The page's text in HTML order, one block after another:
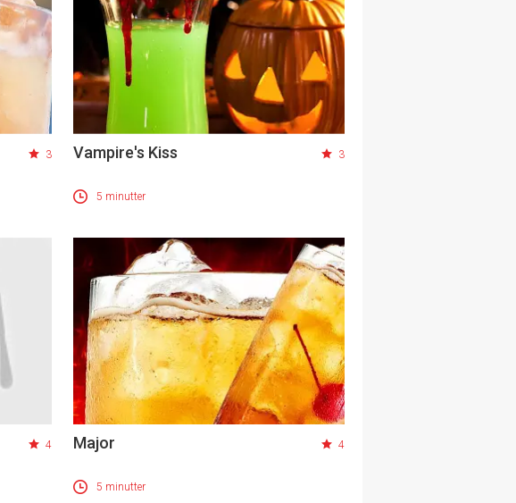
3 Vampire's Kiss 3
5 minutter
4 Major 4
5 minutter